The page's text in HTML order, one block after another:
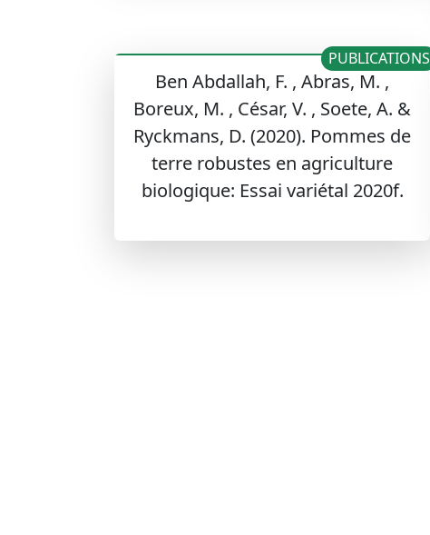
Ben Abdallah, F. , Abras, M. ,
Boreux, M. , César, V. , Soete, A. &
Ryckmans, D. (2020). Pommes de
terre robustes en agriculture
biologique: Essai variétal 2020f.
PUBLICATIONS